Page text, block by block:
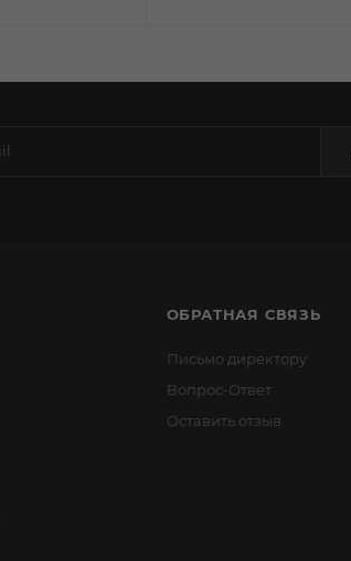
ОБРАТНАЯ СВЯЗЬ
Письмо директору
Вопрос-Ответ
Оставить отзыв